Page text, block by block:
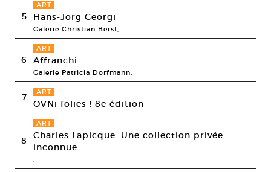
5
ART
Hans-Jörg Georgi
Galerie Christian Berst,
6
ART
Affranchi
Galerie Patricia Dorfmann,
7 ART
OVNi folies ! 8e édition
8
ART
Charles Lapicque. Une collection privée
inconnue
,